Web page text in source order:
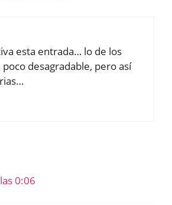
esta entrada… lo de los
desagradable, pero así
0:06